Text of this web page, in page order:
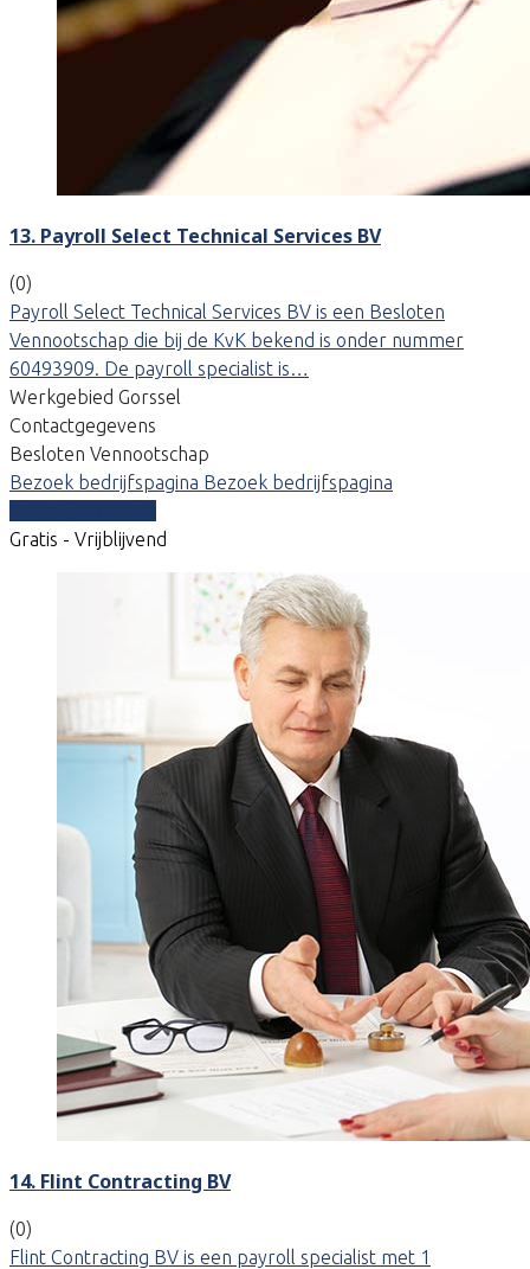
13. Payroll Select Technical Services BV
(0)
Payroll Select Technical Services BV is een Besloten
Vennootschap die bij de KvK bekend is onder nummer
60493909. De payroll specialist is…
Werkgebied Gorssel
Contactgegevens
Besloten Vennootschap
Bezoek bedrijfspagina Bezoek bedrijfspagina
Gratis - Vrijblijvend
14. Flint Contracting BV
(0)
Flint Contracting BV is een payroll specialist met 1